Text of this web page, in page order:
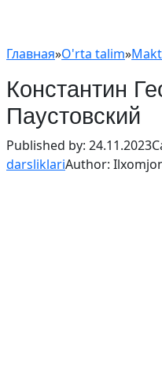
Главная»O'rta talim»
Константин
Паустовский
Published by: 24.11.2023
darsliklariAuthor: